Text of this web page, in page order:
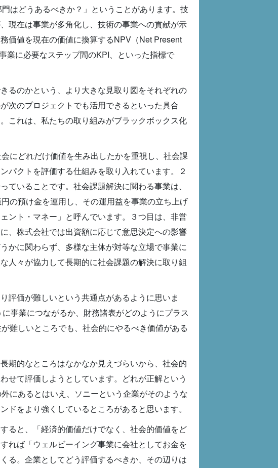
はどうあるべきか？」ということがあります。技
現在は事業が多角化し、技術の事業への貢献が示
価値を現在の価値に換算するNPV（Net Present
業に必要なステップ間のKPI、といった指標で
るのかという、より大きな見取り図をそれぞれの
次のプロジェクトでも活用できるといった具合
これは、私たちの取り組みがブラックボックス化
にどれだけ価値を生み出したかを重視し、社会課
パクトを評価する仕組みを取り入れています。２
いることです。社会課題解決に関わる事業は、
の預け金を運用し、その運用益を事業の立ち上げ
ント・マネー」と呼んでいます。３つ目は、非営
、株式会社では出資額に応じて意思決定への影響
かに関わらず、多様な主体が対等な立場で事業に
人々が協力して長期的に社会課題の解決に取り組
評価が難しいという共通点があるように思いま
事業につながるか、財務諸表がどのようにプラス
難しいところでも、社会的にやるべき価値がある
期的なところはなかなか見えづらいから、社会的
せて評価しようとしています。どれが正解という
にあるとはいえ、ソニーという企業がそのような
をより強くしているところがあると思います。
ると、「経済的価値だけでなく、社会的価値をど
れば「ウェルビーイング事業に会社としてお金を
る。企業としてどう評価するべきか、その辺りは